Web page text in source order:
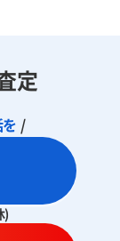
定
/
)